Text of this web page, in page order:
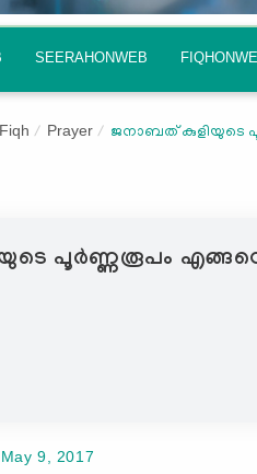
SEERAHONWEB
Fiqh Prayer ജനാബത്‌ കുളിയുടെ
പൂര്‍ണ്ണരൂപം
May 9, 2017